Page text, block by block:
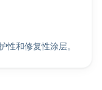
性和修复性涂层。